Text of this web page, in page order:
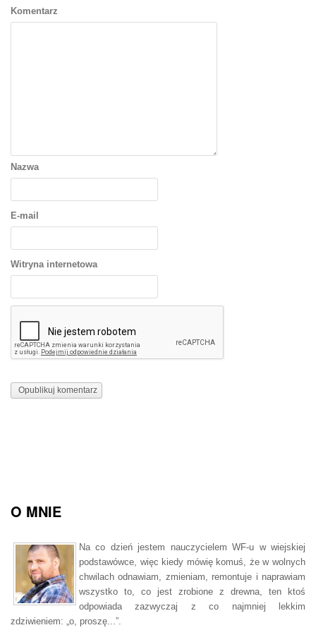
Komentarz
Nazwa
E-mail
Witryna internetowa
O MNIE
Na co dzień jestem nauczycielem WF-u w wiejskiej
podstawówce, więc kiedy mówię komuś, że w wolnych
chwilach odnawiam, zmieniam, remontuje i naprawiam
wszystko to, co jest zrobione z drewna, ten ktoś
odpowiada zazwyczaj z co najmniej lekkim
zdziwieniem: „o, proszę...”.